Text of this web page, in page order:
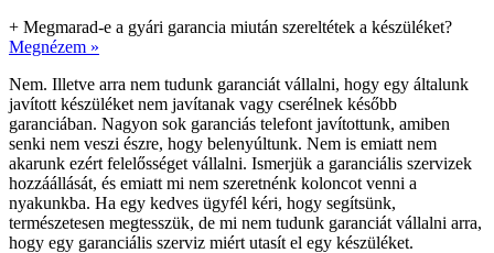
+ Megmarad-e a gyári garancia miután szereltétek a készüléket?
Megnézem »
Nem. Illetve arra nem tudunk garanciát vállalni, hogy egy általunk
javított készüléket nem javítanak vagy cserélnek később
garanciában. Nagyon sok garanciás telefont javítottunk, amiben
senki nem veszi észre, hogy belenyúltunk. Nem is emiatt nem
akarunk ezért felelősséget vállalni. Ismerjük a garanciális szervizek
hozzáállását, és emiatt mi nem szeretnénk koloncot venni a
nyakunkba. Ha egy kedves ügyfél kéri, hogy segítsünk,
természetesen megtesszük, de mi nem tudunk garanciát vállalni arra,
hogy egy garanciális szerviz miért utasít el egy készüléket.